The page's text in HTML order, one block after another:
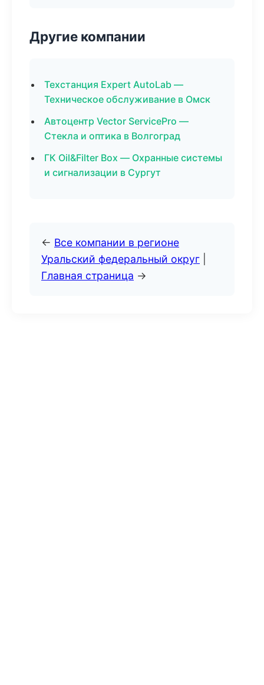
Другие компании
Техстанция Expert AutoLab —
Техническое обслуживание в Омск
Автоцентр Vector ServicePro —
Стекла и оптика в Волгоград
ГК Oil&Filter Box — Охранные системы
и сигнализации в Сургут
← Все компании в регионе
Уральский федеральный округ
Главная страница →